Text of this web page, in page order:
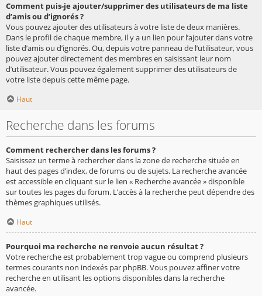
Comment puis-je ajouter/supprimer des utilisateurs de ma liste
d’amis ou d’ignorés ?
Vous pouvez ajouter des utilisateurs à votre liste de deux manières.
Dans le profil de chaque membre, il y a un lien pour l’ajouter dans votre
liste d’amis ou d’ignorés. Ou, depuis votre panneau de l’utilisateur, vous
pouvez ajouter directement des membres en saisissant leur nom
d’utilisateur. Vous pouvez également supprimer des utilisateurs de
votre liste depuis cette même page.
Haut
Recherche dans les forums
Comment rechercher dans les forums ?
Saisissez un terme à rechercher dans la zone de recherche située en
haut des pages d’index, de forums ou de sujets. La recherche avancée
est accessible en cliquant sur le lien « Recherche avancée » disponible
sur toutes les pages du forum. L’accès à la recherche peut dépendre des
thèmes graphiques utilisés.
Haut
Pourquoi ma recherche ne renvoie aucun résultat ?
Votre recherche est probablement trop vague ou comprend plusieurs
termes courants non indexés par phpBB. Vous pouvez affiner votre
recherche en utilisant les options disponibles dans la recherche
avancée.